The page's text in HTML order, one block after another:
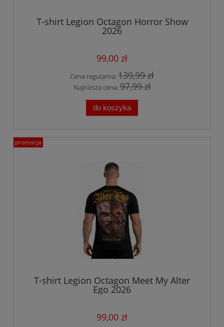
T-shirt Legion Octagon Horror Show
2026
99,00 zł
Cena regularna:139,99 zł
Najniższa cena:97,99 zł
do koszyka
T-shirt Legion Octagon Meet My Alter
Ego 2026
99,00 zł
promocja